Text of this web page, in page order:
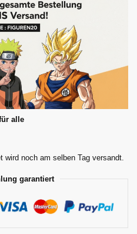
alle
noch am selben Tag versandt.
garantiert